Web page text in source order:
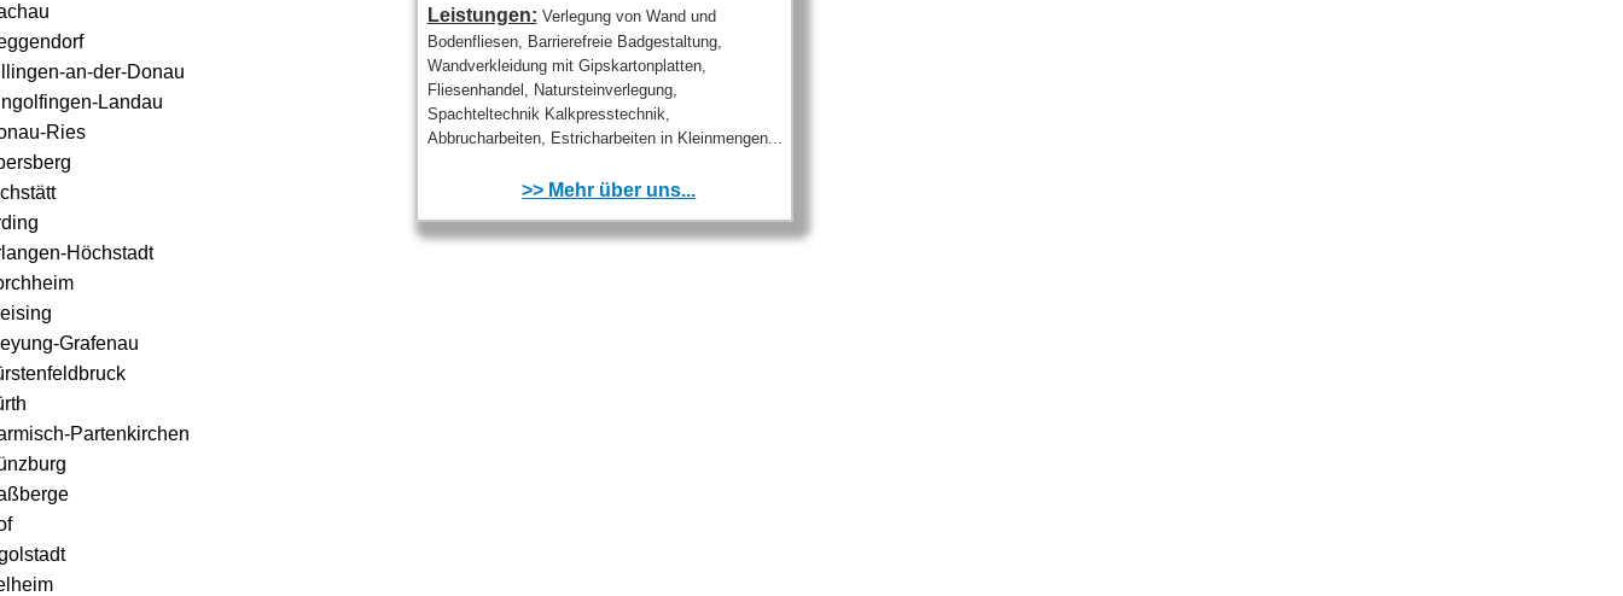
an-der-Donau
Landau
Ries
Höchstadt
Grafenau
Partenkirchen
Leistungen: Verlegung von Wand und
Bodenfliesen, Barrierefreie Badgestaltung,
Wandverkleidung mit Gipskartonplatten,
Fliesenhandel, Natursteinverlegung,
Spachteltechnik Kalkpresstechnik,
Abbrucharbeiten, Estricharbeiten in Kleinmengen...
>> Mehr über uns...